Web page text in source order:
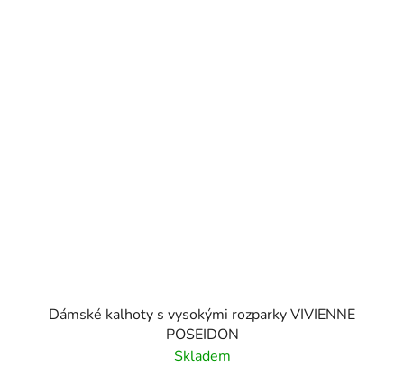
Dámské kalhoty s vysokými rozparky VIVIENNE
POSEIDON
Skladem